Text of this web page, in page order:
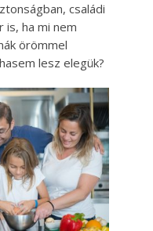
családi
is, ha mi nem
örömmel
lesz elegük?